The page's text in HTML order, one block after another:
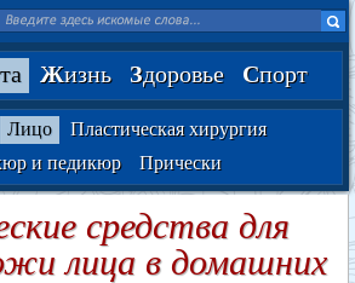
Жизнь Здоровье Спорт
Лицо
Пластическая хирургия
и педикюр
Прически
средства для
лица в домашних